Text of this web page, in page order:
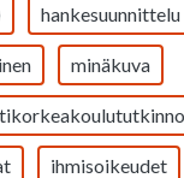
hankesuunnittelu
minäkuva
ihmisoikeudet